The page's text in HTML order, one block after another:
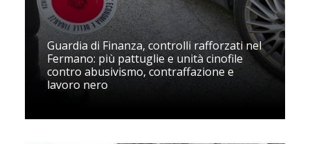
Guardia di Finanza, controlli rafforzati nel
Fermano: più pattuglie e unità cinofile
contro abusivismo, contraffazione e
lavoro nero